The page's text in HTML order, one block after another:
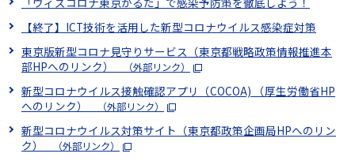
【終了】ICT技術を活用した新型コロナウイルス感染症対策
東京版新型コロナ見守りサービス（東京都戦略政策情報推進本
部HPへのリンク）
（外部リンク）
新型コロナウイルス接触確認アプリ（COCOA) （厚生労働省HP
へのリンク）
（外部リンク）
新型コロナウイルス対策サイト（東京都政策企画局HPへのリン
ク）
（外部リンク）